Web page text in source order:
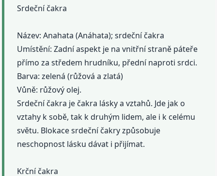
Srdeční čakra
Název: Anahata (Anáhata); srdeční čakra
Umístění: Zadní aspekt je na vnitřní straně páteře
přímo za středem hrudníku, přední naproti srdci.
Barva: zelená (růžová a zlatá)
Vůně: růžový olej.
Srdeční čakra je čakra lásky a vztahů. Jde jak o
vztahy k sobě, tak k druhým lidem, ale i k celému
světu. Blokace srdeční čakry způsobuje
neschopnost lásku dávat i přijímat.
Krční čakra